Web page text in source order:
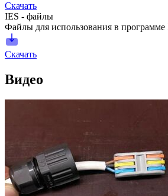
Скачать
IES - файлы
Файлы для использования в программе
Скачать
Видео